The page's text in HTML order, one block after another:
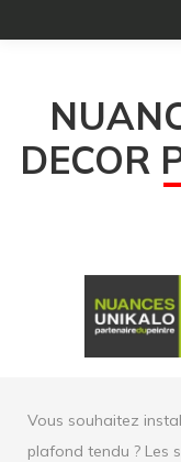
DECOR
Vous souhaitez
plafond tendu ? Les